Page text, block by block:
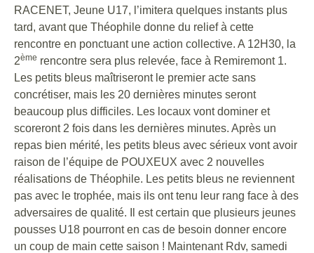
RACENET, Jeune U17, l’imitera quelques instants plus
tard, avant que Théophile donne du relief à cette
rencontre en ponctuant une action collective. A 12H30, la
2ème rencontre sera plus relevée, face à Remiremont 1.
Les petits bleus maîtriseront le premier acte sans
concrétiser, mais les 20 dernières minutes seront
beaucoup plus difficiles. Les locaux vont dominer et
scoreront 2 fois dans les dernières minutes. Après un
repas bien mérité, les petits bleus avec sérieux vont avoir
raison de l’équipe de POUXEUX avec 2 nouvelles
réalisations de Théophile. Les petits bleus ne reviennent
pas avec le trophée, mais ils ont tenu leur rang face à des
adversaires de qualité. Il est certain que plusieurs jeunes
pousses U18 pourront en cas de besoin donner encore
un coup de main cette saison ! Maintenant Rdv, samedi